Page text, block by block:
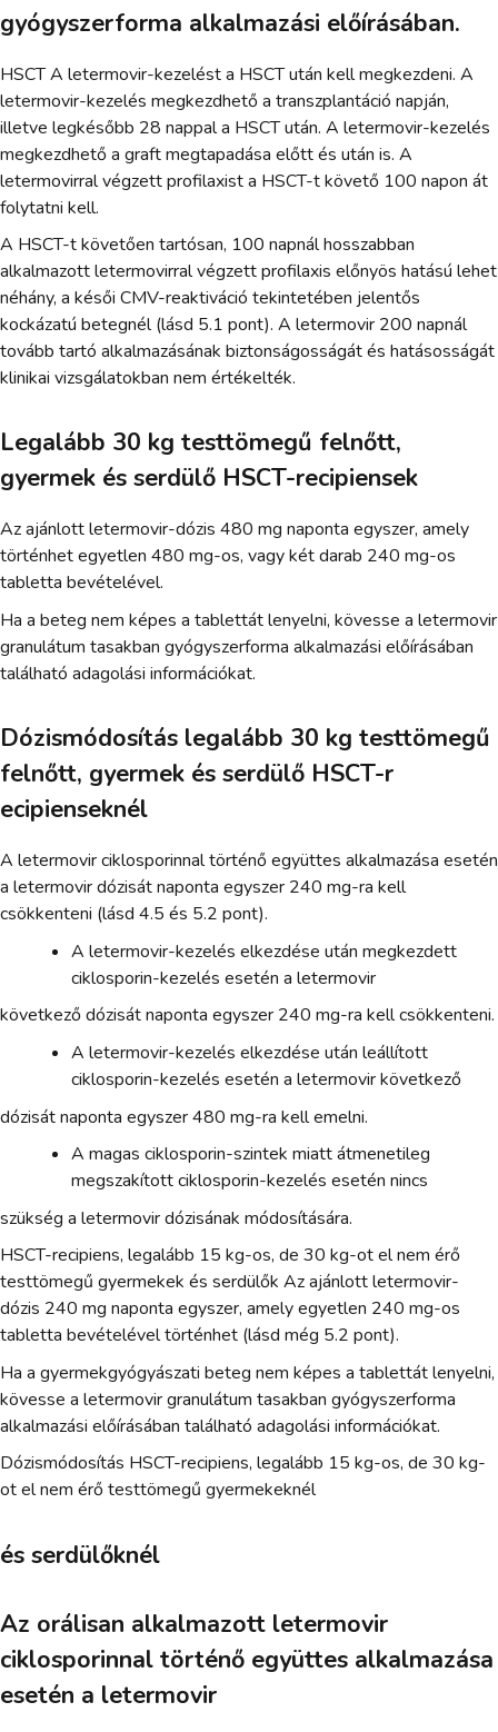
gyógyszerforma alkalmazási előírásában.
HSCT A letermovir-kezelést a HSCT után kell megkezdeni. A
letermovir-kezelés megkezdhető a transzplantáció napján,
illetve legkésőbb 28 nappal a HSCT után. A letermovir-kezelés
megkezdhető a graft megtapadása előtt és után is. A
letermovirral végzett profilaxist a HSCT-t követő 100 napon át
folytatni kell.
A HSCT-t követően tartósan, 100 napnál hosszabban
alkalmazott letermovirral végzett profilaxis előnyös hatású lehet
néhány, a késői CMV-reaktiváció tekintetében jelentős
kockázatú betegnél (lásd 5.1 pont). A letermovir 200 napnál
tovább tartó alkalmazásának biztonságosságát és hatásosságát
klinikai vizsgálatokban nem értékelték.
Legalább 30 kg testtömegű felnőtt,
gyermek és serdülő HSCT-recipiensek
Az ajánlott letermovir-dózis 480 mg naponta egyszer, amely
történhet egyetlen 480 mg-os, vagy két darab 240 mg-os
tabletta bevételével.
Ha a beteg nem képes a tablettát lenyelni, kövesse a letermovir
granulátum tasakban gyógyszerforma alkalmazási előírásában
található adagolási információkat.
Dózismódosítás legalább 30 kg testtömegű
felnőtt, gyermek és serdülő HSCT-r
ecipienseknél
A letermovir ciklosporinnal történő együttes alkalmazása esetén
a letermovir dózisát naponta egyszer 240 mg-ra kell
csökkenteni (lásd 4.5 és 5.2 pont).
A letermovir-kezelés elkezdése után megkezdett
ciklosporin-kezelés esetén a letermovir
következő dózisát naponta egyszer 240 mg-ra kell csökkenteni.
A letermovir-kezelés elkezdése után leállított
ciklosporin-kezelés esetén a letermovir következő
dózisát naponta egyszer 480 mg-ra kell emelni.
A magas ciklosporin-szintek miatt átmenetileg
megszakított ciklosporin-kezelés esetén nincs
szükség a letermovir dózisának módosítására.
HSCT-recipiens, legalább 15 kg-os, de 30 kg-ot el nem érő
testtömegű gyermekek és serdülők Az ajánlott letermovir-
dózis 240 mg naponta egyszer, amely egyetlen 240 mg-os
tabletta bevételével történhet (lásd még 5.2 pont).
Ha a gyermekgyógyászati beteg nem képes a tablettát lenyelni,
kövesse a letermovir granulátum tasakban gyógyszerforma
alkalmazási előírásában található adagolási információkat.
Dózismódosítás HSCT-recipiens, legalább 15 kg-os, de 30 kg-
ot el nem érő testtömegű gyermekeknél
és serdülőknél
Az orálisan alkalmazott letermovir
ciklosporinnal történő együttes alkalmazása
esetén a letermovir